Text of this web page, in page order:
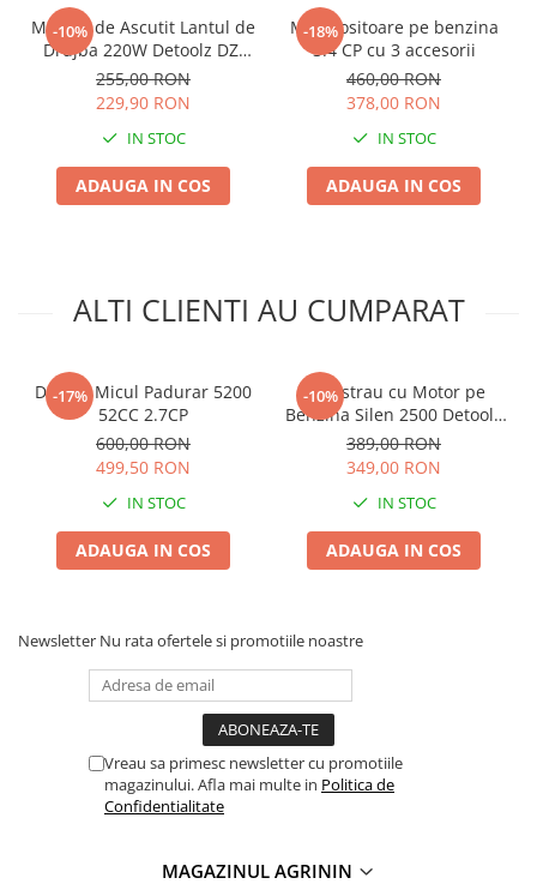
Motocoasa si consumabile /
accesorii
Rulete masurat
Sape/ Cazmale/ Lopeti
Scule de mana
Surubelnite
Truse /set scule
Produse Zootehnie
-10%
Masina de Ascutit Lantul de
Drujba 220W Detoolz DZ-
D111, Dispozitiv Compact
Profesional pentru Ascutire
Lanturi
255,00 RON
229,90 RON
IN STOC
ADAUGA IN COS
-18%
Motocositoare pe benzina
3.4 CP cu 3 accesorii
460,00 RON
378,00 RON
IN STOC
ADAUGA IN COS
ALTI CLIENTI AU CUMPARAT
-17%
Drujba Micul Padurar 5200
52CC 2.7CP
600,00 RON
499,50 RON
IN STOC
ADAUGA IN COS
-10%
Fierastrau cu Motor pe
Benzina Silen 2500 Detoolz
1.2CP, Drujba Toaletare
Pomicultură Lama 12 inchi
30cm
389,00 RON
349,00 RON
IN STOC
ADAUGA IN COS
Newsletter Nu rata ofertele si promotiile noastre
Vreau sa primesc newsletter cu promotiile
magazinului. Afla mai multe in Politica de
Confidentialitate
MAGAZINUL AGRININ